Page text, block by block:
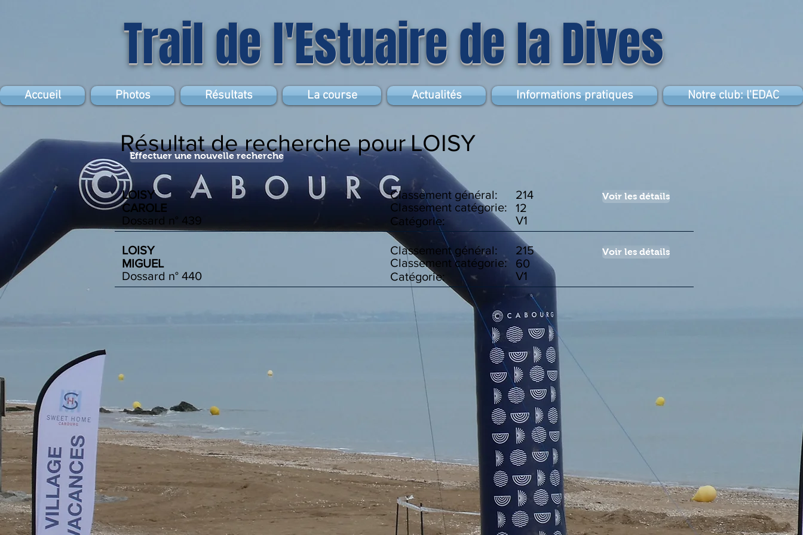
Trail de l'Estuaire de la Dives
Accueil Photos Résultats La course Actualités Informations pratiques Notre club: l'EDAC
Résultat de recherche pourLOISY
Effectuer une nouvelle recherche
LOISY
Dossard n°
CAROLE
439
Catégorie:
Classement général:
214
Classement catégorie:
12
V1
Voir les détails
LOISY
Dossard n°
MIGUEL
440
Catégorie:
Classement général:
215
Classement catégorie:
60
V1
Voir les détails